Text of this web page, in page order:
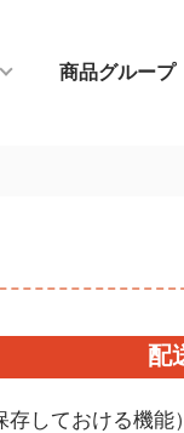
商品グループ
配
しておける機